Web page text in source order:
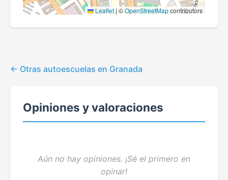
Leaflet |©OpenStreetMapcontributors
Otras autoescuelas en Granada
Opiniones y valoraciones
Aún no hay opiniones. ¡Sé el primero en
opinar!